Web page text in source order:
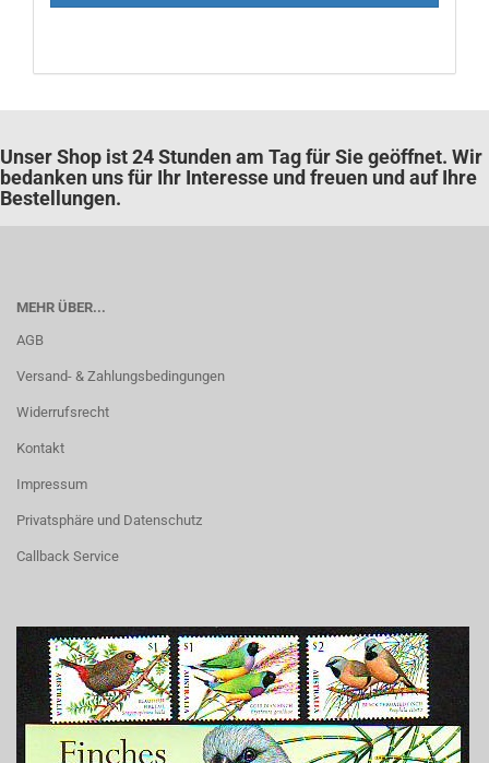
Unser Shop ist 24 Stunden am Tag für Sie geöffnet. Wir
bedanken uns für Ihr Interesse und freuen und auf Ihre
Bestellungen.
MEHR ÜBER...
AGB
Versand- & Zahlungsbedingungen
Widerrufsrecht
Kontakt
Impressum
Privatsphäre und Datenschutz
Callback Service